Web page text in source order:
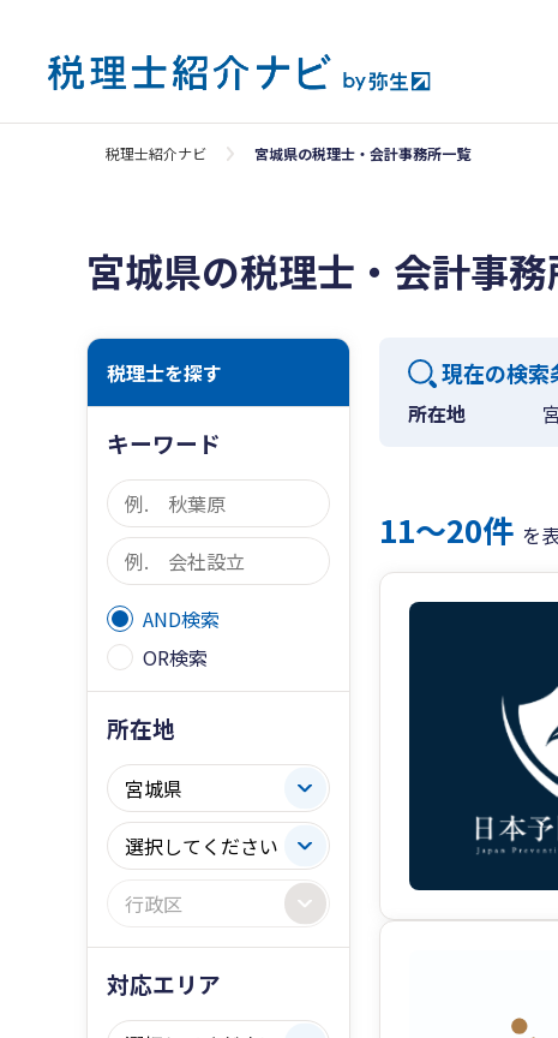
税理士紹介ナビ 宮城県の税理士・会計事務所一覧
宮城県の税理士・会計事
税理士を探す
キーワード
AND検索
OR検索
所在地
対応エリア
現在の検索
所在地
11〜20件 を